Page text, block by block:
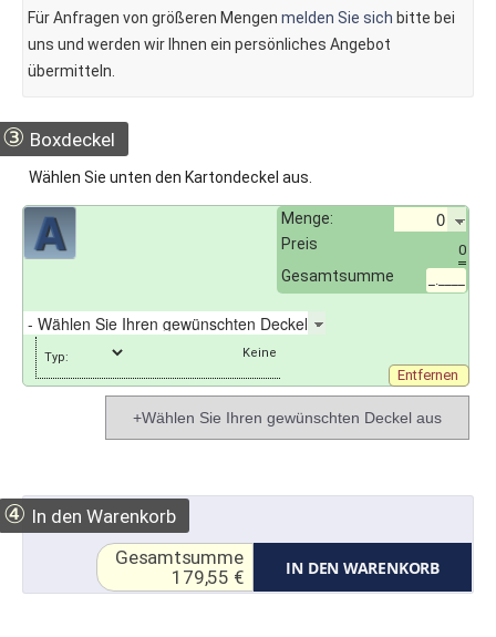
Für Anfragen von größeren Mengen melden Sie sich bitte bei
uns und werden wir Ihnen ein persönliches Angebot
übermitteln.
③ Boxdeckel
Wählen Sie unten den Kartondeckel aus.
Menge:
Preis
0
Gesamtsumme
Typ:
Entfernen
+Wählen Sie Ihren gewünschten Deckel aus
④ In den Warenkorb
IN DEN WARENKORB
Gesamtsumme
179,55 €